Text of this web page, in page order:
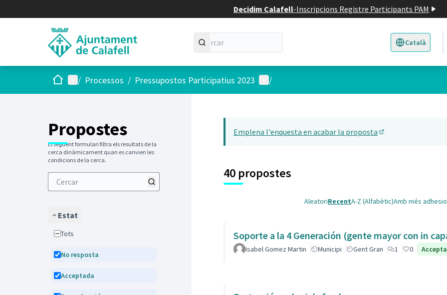
Decidim Calafell-Inscripcions Registre Participants PAM
Català
Triar la llengua
Inici Menú principal
/ Processos / Pressupostos Participatius 2023 Menú d'usuari
/
Propostes
El següent formulari filtra els resultats de la
cerca dinàmicament quan es canvien les
condicions de la cerca.
Estat
Tots
No resposta
Acceptada
Emplena l'enquesta en acabar la proposta
40 propostes
AleatoriRecentA-Z (Alfabètic)Amb més
Soporte a la 4 Generación (gente mayor con in
Isabel Gomez Martin Municipi Gent Gran 1 0